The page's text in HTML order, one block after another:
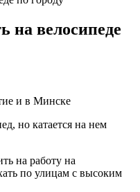
на велосипеде
и в Минске
но катается на нем
на работу на
по улицам с высоким